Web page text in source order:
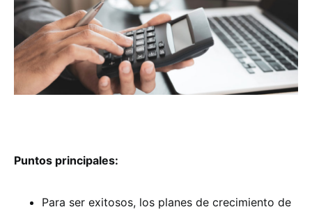
Puntos principales:
Para ser exitosos, los planes de crecimiento de